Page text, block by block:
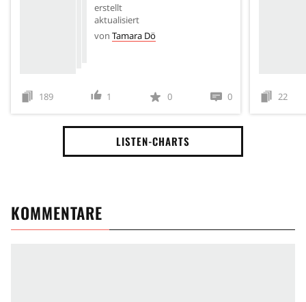
erstellt
aktualisiert
von Tamara Dö
189 1 0 0 22
LISTEN-CHARTS
KOMMENTARE